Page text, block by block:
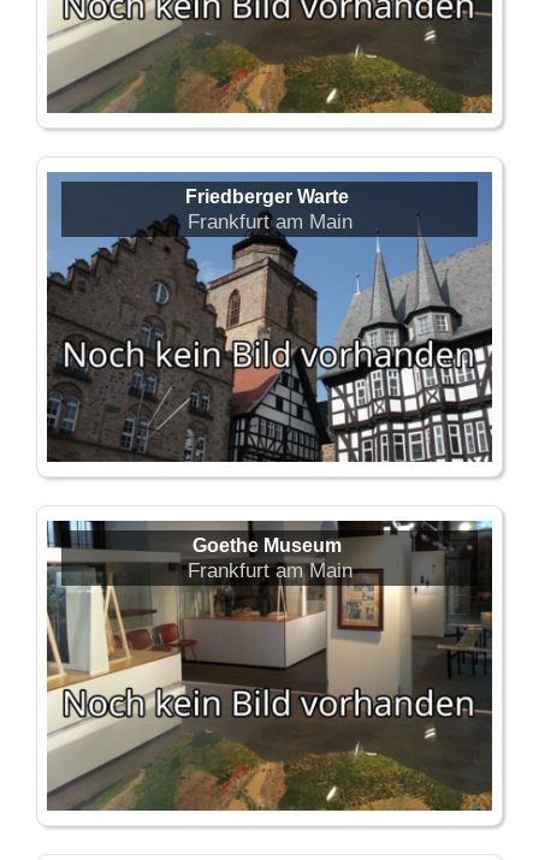
Friedberger Warte
Frankfurt am Main
Goethe Museum
Frankfurt am Main